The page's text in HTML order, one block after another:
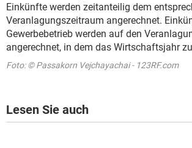
Einkünfte werden zeitanteilig dem
Veranlagungszeitraum angerechnet.
Gewerbebetrieb werden auf den
angerechnet, in dem das Wirtschaftsjahr
Foto: © Passakorn Vejchayachai - 123RF.com
Lesen Sie auch